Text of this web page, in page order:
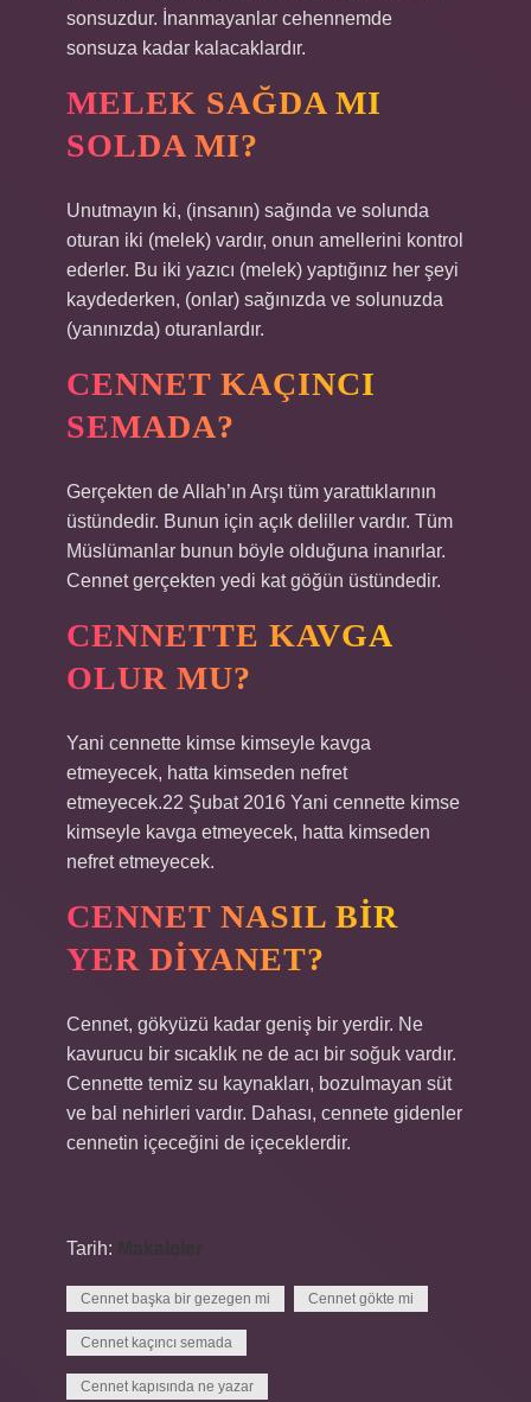
sonsuzdur. İnanmayanlar cehennemde
sonsuza kadar kalacaklardır.
MELEK SAĞDA MI
SOLDA MI?
Unutmayın ki, (insanın) sağında ve solunda
oturan iki (melek) vardır, onun amellerini kontrol
ederler. Bu iki yazıcı (melek) yaptığınız her şeyi
kaydederken, (onlar) sağınızda ve solunuzda
(yanınızda) oturanlardır.
CENNET KAÇINCI
SEMADA?
Gerçekten de Allah’ın Arşı tüm yarattıklarının
üstündedir. Bunun için açık deliller vardır. Tüm
Müslümanlar bunun böyle olduğuna inanırlar.
Cennet gerçekten yedi kat göğün üstündedir.
CENNETTE KAVGA
OLUR MU?
Yani cennette kimse kimseyle kavga
etmeyecek, hatta kimseden nefret
etmeyecek.22 Şubat 2016 Yani cennette kimse
kimseyle kavga etmeyecek, hatta kimseden
nefret etmeyecek.
CENNET NASIL BIR
YER DIYANET?
Cennet, gökyüzü kadar geniş bir yerdir. Ne
kavurucu bir sıcaklık ne de acı bir soğuk vardır.
Cennette temiz su kaynakları, bozulmayan süt
ve bal nehirleri vardır. Dahası, cennete gidenler
cennetin içeceğini de içeceklerdir.
Tarih:
Cennet başka bir gezegen mi Cennet gökte mi
Cennet kaçıncı semada
Cennet kapısında ne yazar